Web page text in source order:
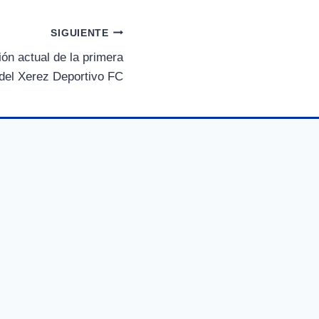
r
t
i
r
e
SIGUIENTE
actual de la primera
Xerez Deportivo FC